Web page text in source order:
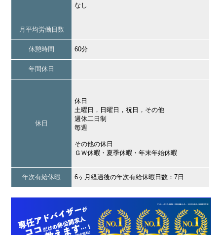
なし
月平均労働日数
休憩時間 60分
年間休日
休日
休日
土曜日，日曜日，祝日，その他
週休二日制
毎週
その他の休日
ＧＷ休暇・夏季休暇・年末年始休暇
年次有給休暇 6ヶ月経過後の年次有給休暇日数：7日